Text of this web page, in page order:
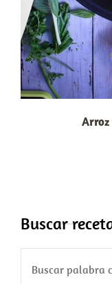
Buscar
for: